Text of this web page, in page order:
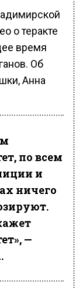
о теракте
время
Об
Анна
по всем
и
ничего
—